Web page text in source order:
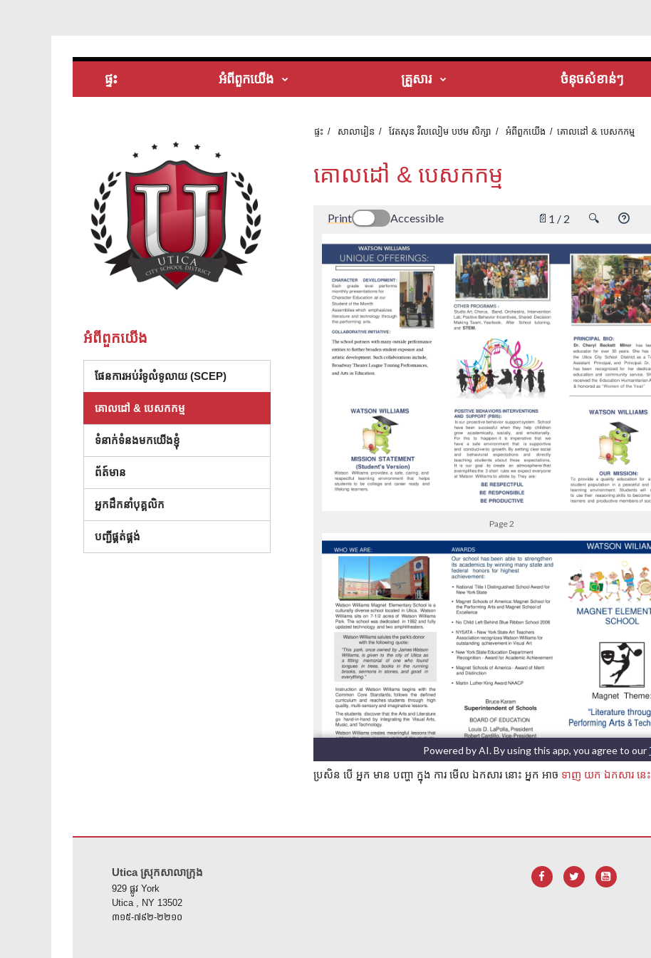
ផ្ទះ អំពី​ពួក​យើង គ្រួសារ ចំនុចសំខាន់ៗ
ផ្ទះ សាលារៀន វែតសុន វីលលៀម បឋម សិក្សា អំពី​ពួក​យើង គោលដៅ & បេសកកម្ម
គោលដៅ & បេសកកម្ម
ប្រសិន បើ អ្នក មាន បញ្ហា ក្នុង ការ មើល ឯកសារ នោះ អ្នក អាច ទាញ យក ឯកសារ នេះ
អំពី​ពួក​យើង
ផែនការអប់រំទូលំទូលាយ (SCEP)
គោលដៅ & បេសកកម្ម
ទំនាក់ទំនងមកយើងខ្ញុំ
ព័ត៍មាន
អ្នកដឹកនាំបុគ្គលិក
បញ្ជីផ្គត់ផ្គង់
Utica ស្រុកសាលាក្រុង
929 ផ្លូវ York
Utica , NY 13502
៣១៥-៧៩២-២២១០